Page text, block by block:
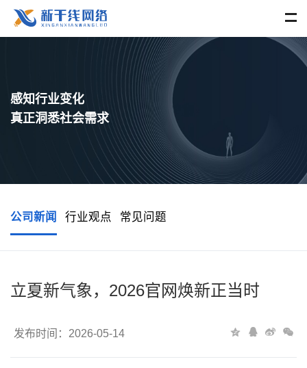
感知行业变化
真正洞悉社会需求
公司新闻 行业观点 常见问题
立夏新气象，2026官网焕新正当时
发布时间：2026-05-14